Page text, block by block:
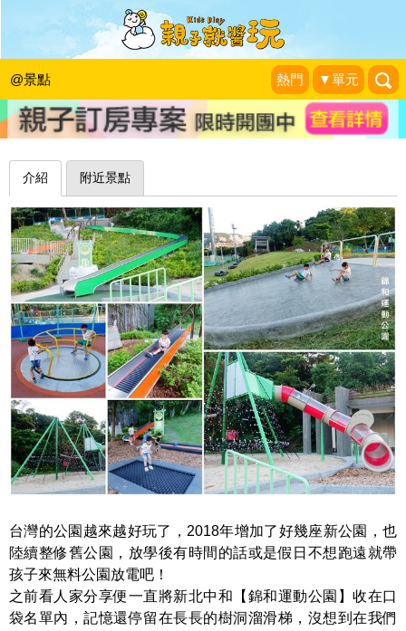
@景點 熱門 ▼單元
長長滾輪溜滑梯×巨大攀爬架，挑戰無
極限～中和錦和運動公園
❤靜怡&大顆呆の親子.旅遊.美食❤|2018-09-05
介紹 附近景點
台灣的公園越來越好玩了，2018年增加了好幾座新公園，也
陸續整修舊公園，放學後有時間的話或是假日不想跑遠就帶
孩子來無料公園放電吧！
之前看人家分享便一直將新北中和【錦和運動公園】收在口
袋名單內，記憶還停留在長長的樹洞溜滑梯，沒想到在我們